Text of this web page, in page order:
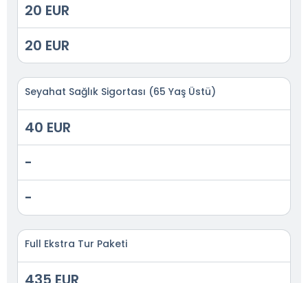
20 EUR
20 EUR
Seyahat Sağlık Sigortası (65 Yaş Üstü)
40 EUR
-
-
Full Ekstra Tur Paketi